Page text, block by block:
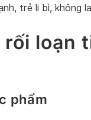
trẻ li bì, không
loạn
phẩm